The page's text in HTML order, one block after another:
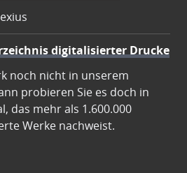
digitalisierter Drucke
noch nicht in unserem
probieren Sie es doch in
das mehr als 1.600.000
Werke nachweist.